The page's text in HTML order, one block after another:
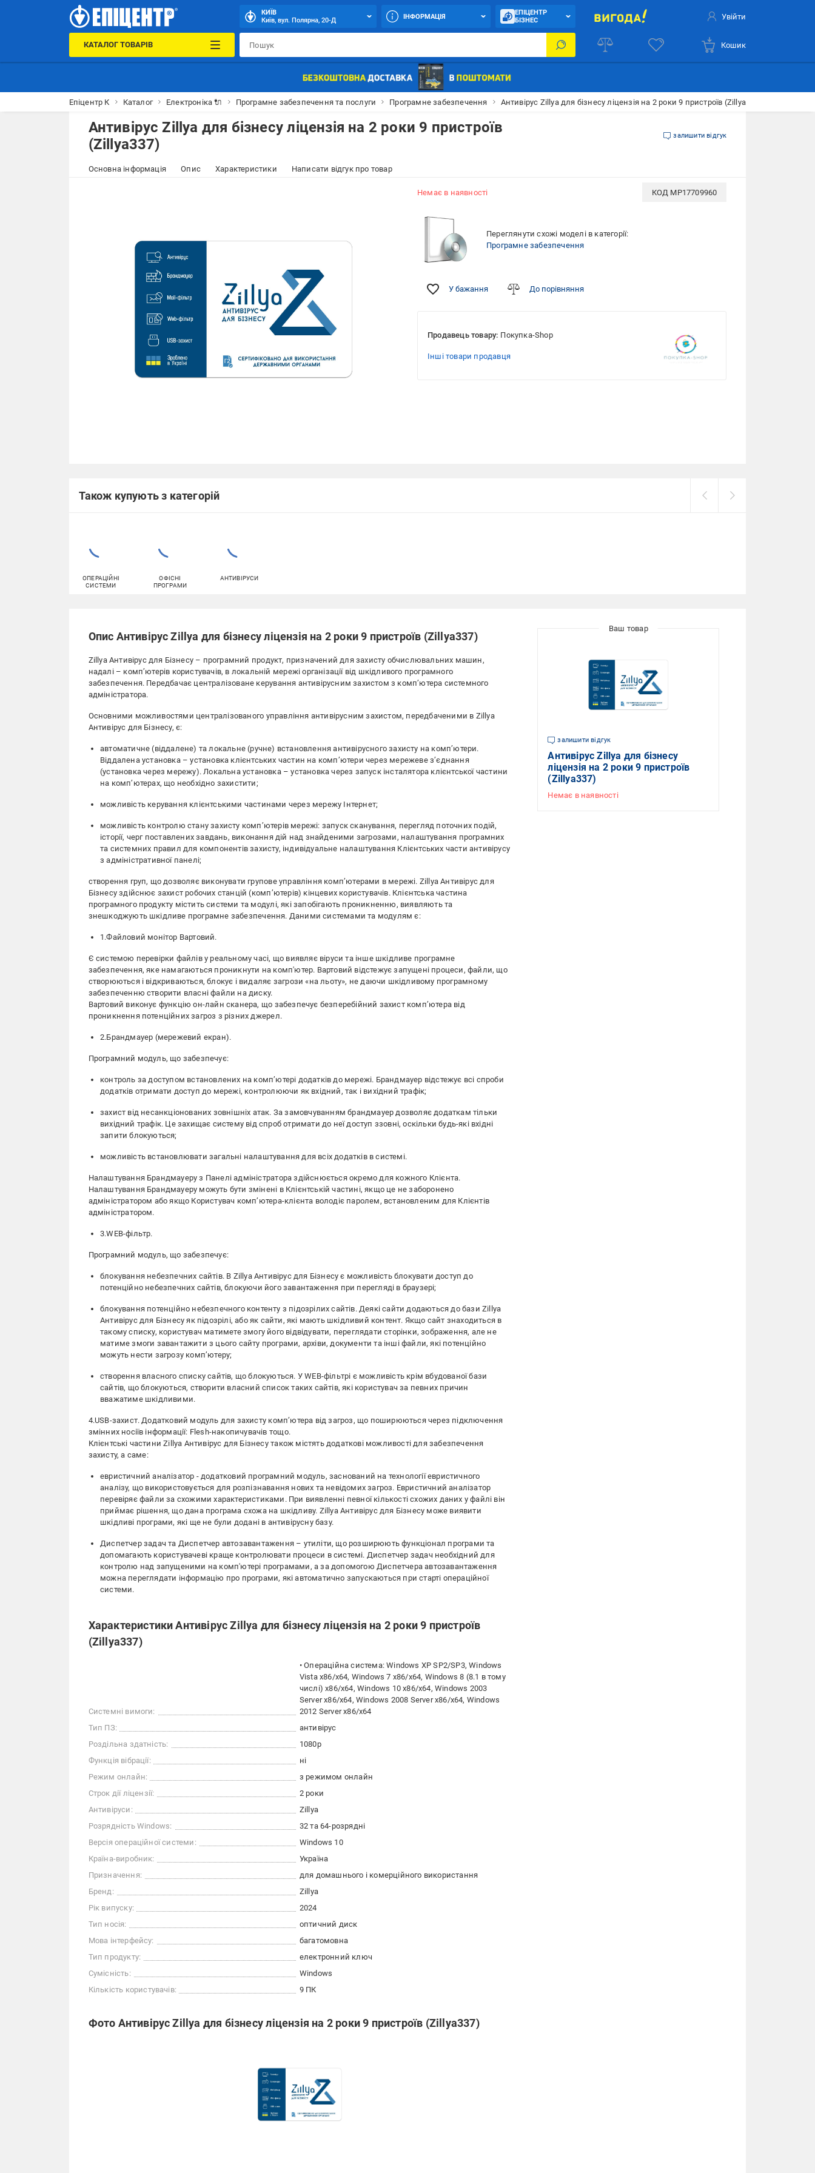
КИЇВ
Київ, вул. Полярна, 20-Д
ІНФОРМАЦІЯ
ЕПІЦЕНТР
БІЗНЕС
Увійти
КАТАЛОГ ТОВАРІВ Кошик
Епіцентр К Каталог Електроніка 🔌 Програмне забезпечення та послуги Програмне забезпечення Антивірус Zillya для бізнесу ліцензія на 2 роки 9 пристроїв (Zillya337)
Антивірус Zillya для бізнесу ліцензія на 2 роки 9 пристроїв
(Zillya337)
залишити відгук
Основна інформація Опис Характеристики Написати відгук про товар
Немає в наявності КОД MP17709960
Переглянути схожі моделі в категорії:
Програмне забезпечення
У бажання До порівняння
Продавець товару: Покупка-Shop
Інші товари продавця
Також купують з категорій
ОПЕРАЦІЙНІ
СИСТЕМИ
ОФІСНІ
ПРОГРАМИ
АНТИВІРУСИ
Опис Антивірус Zillya для бізнесу ліцензія на 2 роки 9 пристроїв (Zillya337)
Zillya Антивірус для Бізнесу – програмний продукт, призначений для захисту обчислювальних машин,
надалі – комп’ютерів користувачів, в локальній мережі організації від шкідливого програмного
забезпечення. Передбачає централізоване керування антивірусним захистом з комп’ютера системного
адміністратора.
Основними можливостями централізованого управління антивірусним захистом, передбаченими в Zillya
Антивірус для Бізнесу, є:
автоматичне (віддалене) та локальне (ручне) встановлення антивірусного захисту на комп’ютери.
Віддалена установка – установка клієнтських частин на комп’ютери через мережеве з’єднання
(установка через мережу). Локальна установка – установка через запуск інсталятора клієнтської частини
на комп’ютерах, що необхідно захистити;
можливість керування клієнтськими частинами через мережу Інтернет;
можливість контролю стану захисту комп’ютерів мережі: запуск сканування, перегляд поточних подій,
історії, черг поставлених завдань, виконання дій над знайденими загрозами, налаштування програмних
та системних правил для компонентів захисту, індивідуальне налаштування Клієнтських части антивірусу
з адміністративної панелі;
створення груп, що дозволяє виконувати групове управління комп’ютерами в мережі. Zillya Антивірус для
Бізнесу здійснює захист робочих станцій (комп’ютерів) кінцевих користувачів. Клієнтська частина
програмного продукту містить системи та модулі, які запобігають проникненню, виявляють та
знешкоджують шкідливе програмне забезпечення. Даними системами та модулям є:
1.Файловий монітор Вартовий.
Є системою перевірки файлів у реальному часі, що виявляє віруси та інше шкідливе програмне
забезпечення, яке намагаються проникнути на комп'ютер. Вартовий відстежує запущені процеси, файли, що
створюються і відкриваються, блокує і видаляє загрози «на льоту», не даючи шкідливому програмному
забезпеченню створити власні файли на диску.
Вартовий виконує функцію он-лайн сканера, що забезпечує безперебійний захист комп’ютера від
проникнення потенційних загроз з різних джерел.
2.Брандмауер (мережевий екран).
Програмний модуль, що забезпечує:
контроль за доступом встановлених на комп’ютері додатків до мережі. Брандмауер відстежує всі спроби
додатків отримати доступ до мережі, контролюючи як вхідний, так і вихідний трафік;
захист від несанкціонованих зовнішніх атак. За замовчуванням брандмауер дозволяє додаткам тільки
вихідний трафік. Це захищає систему від спроб отримати до неї доступ ззовні, оскільки будь-які вхідні
запити блокуються;
можливість встановлювати загальні налаштування для всіх додатків в системі.
Налаштування Брандмауеру з Панелі адміністратора здійснюється окремо для кожного Клієнта.
Налаштування Брандмауеру можуть бути змінені в Клієнтській частині, якщо це не заборонено
адміністратором або якщо Користувач комп’ютера-клієнта володіє паролем, встановленим для Клієнтів
адміністратором.
3.WEB-фільтр.
Програмний модуль, що забезпечує:
блокування небезпечних сайтів. В Zillya Антивірус для Бізнесу є можливість блокувати доступ до
потенційно небезпечних сайтів, блокуючи його завантаження при перегляді в браузері;
блокування потенційно небезпечного контенту з підозрілих сайтів. Деякі сайти додаються до бази Zillya
Антивірус для Бізнесу як підозрілі, або як сайти, які мають шкідливий контент. Якщо сайт знаходиться в
такому списку, користувач матимете змогу його відвідувати, переглядати сторінки, зображення, але не
матиме змоги завантажити з цього сайту програми, архіви, документи та інші файли, які потенційно
можуть нести загрозу комп’ютеру;
створення власного списку сайтів, що блокуються. У WEB-фільтрі є можливість крім вбудованої бази
сайтів, що блокуються, створити власний список таких сайтів, які користувач за певних причин
вважатиме шкідливими.
4.USB-захист. Додатковий модуль для захисту комп’ютера від загроз, що поширюються через підключення
змінних носіїв інформації: Flesh-накопичувачів тощо.
Клієнтські частини Zillya Антивірус для Бізнесу також містять додаткові можливості для забезпечення
захисту, а саме:
евристичний аналізатор - додатковий програмний модуль, заснований на технології евристичного
аналізу, що використовується для розпізнавання нових та невідомих загроз. Евристичний аналізатор
перевіряє файли за схожими характеристиками. При виявленні певної кількості схожих даних у файлі він
приймає рішення, що дана програма схожа на шкідливу. Zillya Антивірус для Бізнесу може виявити
шкідливі програми, які ще не були додані в антивірусну базу.
Диспетчер задач та Диспетчер автозавантаження – утиліти, що розширюють функціонал програми та
допомагають користувачеві краще контролювати процеси в системі. Диспетчер задач необхідний для
контролю над запущеними на комп'ютері програмами, а за допомогою Диспетчера автозавантаження
можна переглядати інформацію про програми, які автоматично запускаються при старті операційної
системи.
Характеристики Антивірус Zillya для бізнесу ліцензія на 2 роки 9 пристроїв
(Zillya337)
Системні вимоги:
• Операційна система: Windows XP SP2/SP3, Windows
Vista x86/x64, Windows 7 x86/x64, Windows 8 (8.1 в тому
числі) x86/x64, Windows 10 x86/x64, Windows 2003
Server x86/x64, Windows 2008 Server x86/x64, Windows
2012 Server x86/x64
Тип ПЗ:
антивірус
Роздільна здатність:
1080p
Функція вібрації:
ні
Режим онлайн:
з режимом онлайн
Строк дії ліцензії:
2 роки
Антивіруси:
Zillya
Розрядність Windows:
32 та 64-розрядні
Версія операційної системи:
Windows 10
Країна-виробник:
Україна
Призначення:
для домашнього і комерційного використання
Бренд:
Zillya
Рік випуску:
2024
Тип носія:
оптичний диск
Мова інтерфейсу:
багатомовна
Тип продукту:
електронний ключ
Сумісність:
Windows
Кількість користувачів:
9 ПК
Фото Антивірус Zillya для бізнесу ліцензія на 2 роки 9 пристроїв (Zillya337)
залишити відгук
Антивірус Zillya для бізнесу
ліцензія на 2 роки 9 пристроїв
(Zillya337)
Немає в наявності